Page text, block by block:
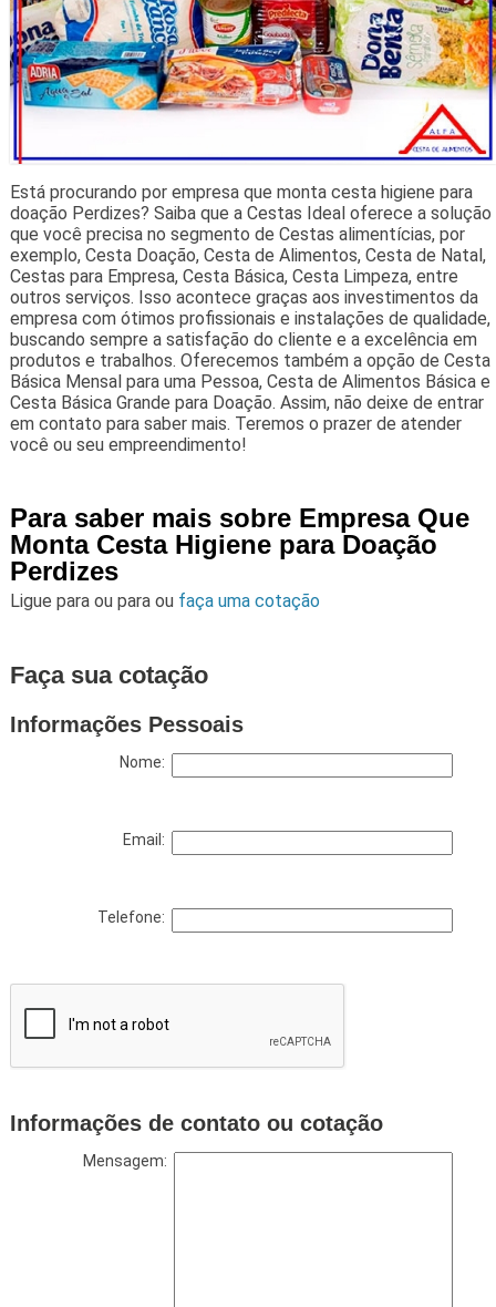
Está procurando por empresa que monta cesta higiene para
doação Perdizes? Saiba que a Cestas Ideal oferece a solução
que você precisa no segmento de Cestas alimentícias, por
exemplo, Cesta Doação, Cesta de Alimentos, Cesta de Natal,
Cestas para Empresa, Cesta Básica, Cesta Limpeza, entre
outros serviços. Isso acontece graças aos investimentos da
empresa com ótimos profissionais e instalações de qualidade,
buscando sempre a satisfação do cliente e a excelência em
produtos e trabalhos. Oferecemos também a opção de Cesta
Básica Mensal para uma Pessoa, Cesta de Alimentos Básica e
Cesta Básica Grande para Doação. Assim, não deixe de entrar
em contato para saber mais. Teremos o prazer de atender
você ou seu empreendimento!
Para saber mais sobre Empresa Que
Monta Cesta Higiene para Doação
Perdizes
Ligue para ou para ou faça uma cotação
Faça sua cotação
Informações Pessoais
Nome:
Email:
Telefone:
Informações de contato ou cotação
Mensagem: